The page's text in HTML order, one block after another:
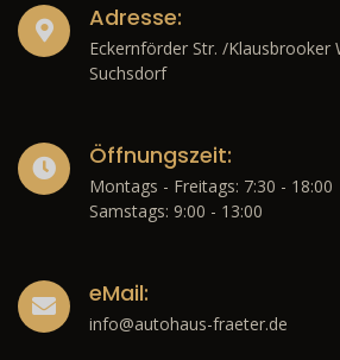
Adresse:
Eckernförder Str. /Klausbrooker
Suchsdorf
Öffnungszeit:
Montags - Freitags: 7:30 - 18:00
Samstags: 9:00 - 13:00
eMail:
info@autohaus-fraeter.de